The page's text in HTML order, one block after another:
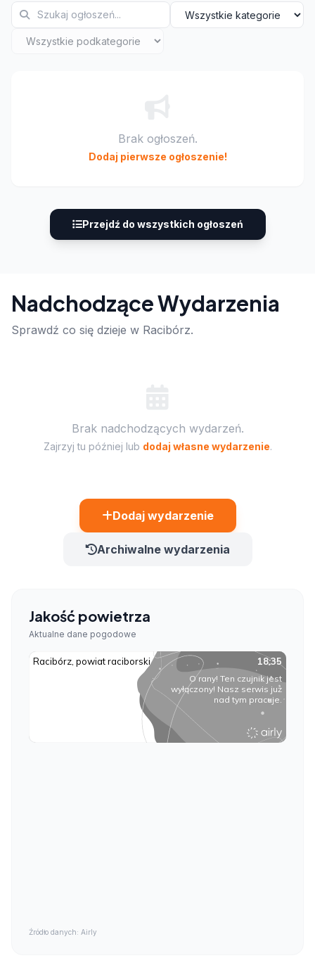
Brak ogłoszeń.
Dodaj pierwsze ogłoszenie!
Przejdź do wszystkich ogłoszeń
Nadchodzące Wydarzenia
Sprawdź co się dzieje w Racibórz.
Brak nadchodzących wydarzeń.
Zajrzyj tu później lub dodaj własne wydarzenie.
Dodaj wydarzenie
Archiwalne wydarzenia
Jakość powietrza
Aktualne dane pogodowe
Źródło danych: Airly